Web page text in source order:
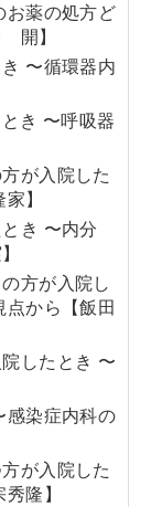
お薬の処方ど
開】
〜循環器内
き 〜呼吸器
が入院した
】
き 〜内分
方が入院し
から【飯田
したとき 〜
感染症内科の
が入院した
隆】